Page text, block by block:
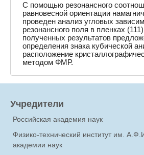
С помощью резонансного
равновесной ориентации
проведен анализ угловых
резонансного поля в пленках
полученных результатов
определения знака кубической
расположение
методом ФМР.
Учредители
Российская академия наук
Физико-технический институт им.
академии наук